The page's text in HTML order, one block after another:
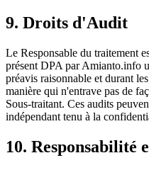
9. Droits d'Audit
Le Responsable du traitement
présent DPA par Amianto.info
préavis raisonnable et durant
manière qui n'entrave pas de
Sous-traitant. Ces audits
indépendant tenu à la
10. Responsabilité